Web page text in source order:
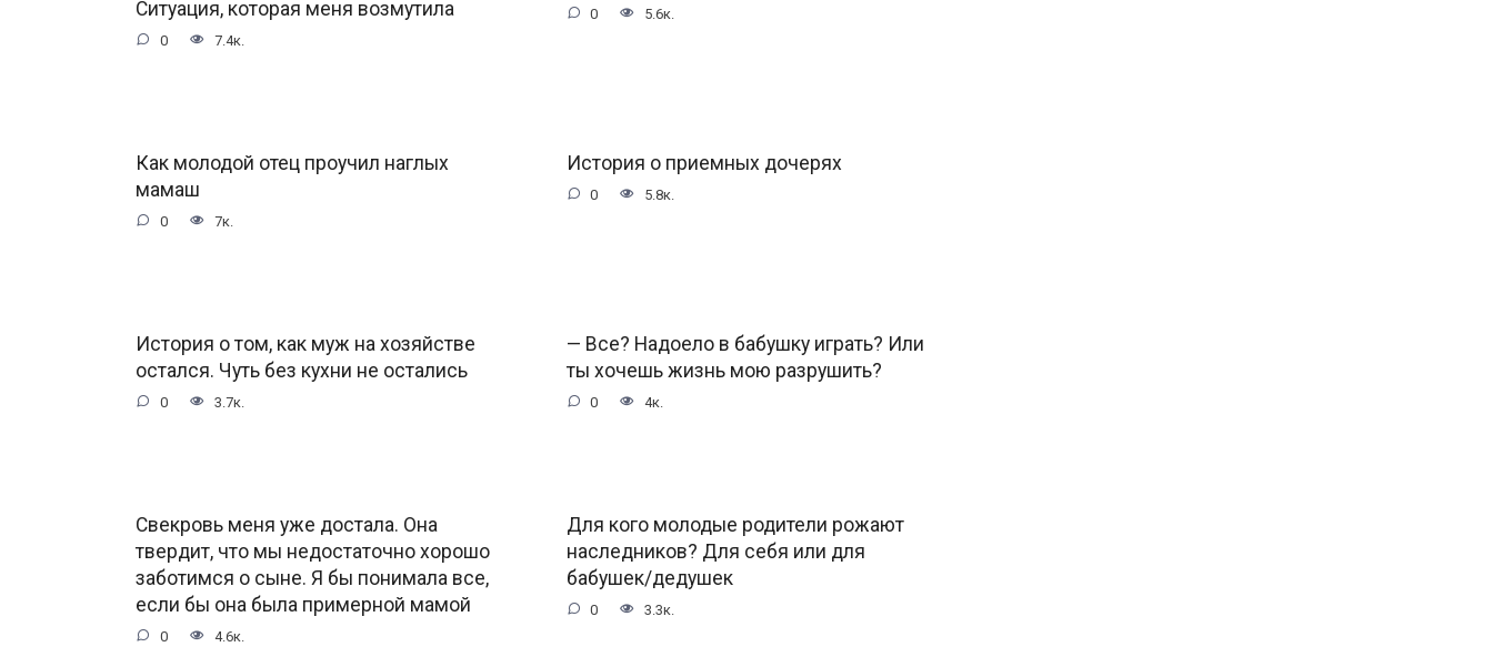
Ситуация, которая меня возмутила
0 7.4к.
0 5.6к.
Как молодой отец проучил наглых
мамаш
0 7к.
История о приемных дочерях
0 5.8к.
История о том, как муж на хозяйстве
остался. Чуть без кухни не остались
0 3.7к.
— Все? Надоело в бабушку играть? Или
ты хочешь жизнь мою разрушить?
0 4к.
Свекровь меня уже достала. Она
твердит, что мы недостаточно хорошо
заботимся о сыне. Я бы понимала все,
если бы она была примерной мамой
0 4.6к.
Для кого молодые родители рожают
наследников? Для себя или для
бабушек/дедушек
0 3.3к.